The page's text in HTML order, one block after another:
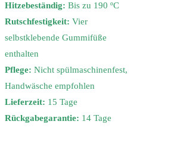
Hitzebeständig: Bis zu 190 ºC
Rutschfestigkeit: Vier
selbstklebende Gummifüße
enthalten
Pflege: Nicht spülmaschinenfest,
Handwäsche empfohlen
Lieferzeit: 15 Tage
Rückgabegarantie: 14 Tage